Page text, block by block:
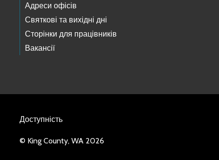
Адреси офісів
Святкові та вихідні дні
Сторінки для працівників
Вакансії
Доступність
© King County, WA 2026